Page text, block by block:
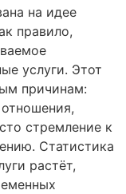
на идее
правило,
услуги. Этот
причинам:
стремление к
Статистика
растёт,